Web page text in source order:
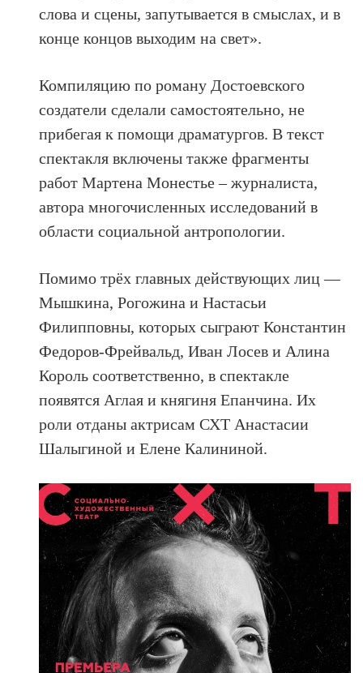
слова и сцены, запутывается в смыслах, и в
конце концов выходим на свет».
Компиляцию по роману Достоевского
создатели сделали самостоятельно, не
прибегая к помощи драматургов. В текст
спектакля включены также фрагменты
работ Мартена Монестье – журналиста,
автора многочисленных исследований в
области социальной антропологии.
Помимо трёх главных действующих лиц —
Мышкина, Рогожина и Настасьи
Филипповны, которых сыграют Константин
Федоров-Фрейвальд, Иван Лосев и Алина
Король соответственно, в спектакле
появятся Аглая и княгиня Епанчина. Их
роли отданы актрисам СХТ Анастасии
Шалыгиной и Елене Калининой.